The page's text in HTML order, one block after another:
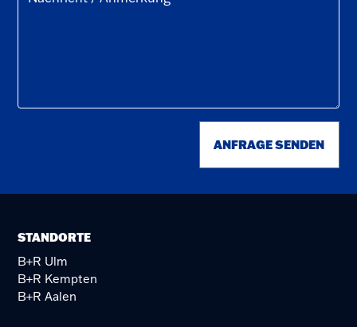
ANFRAGE SENDEN
STANDORTE
B+R Ulm
B+R Kempten
B+R Aalen